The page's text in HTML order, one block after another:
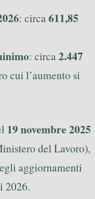
: circa611,85
: circa2.447
cui l’aumento si
19 novembre 2025
del Lavoro),
aggiornamenti
2026.